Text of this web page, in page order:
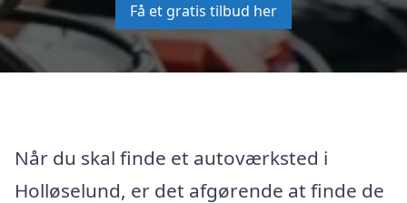
Få et gratis tilbud her
Når du skal finde et autoværksted i
Holløselund, er det afgørende at finde de